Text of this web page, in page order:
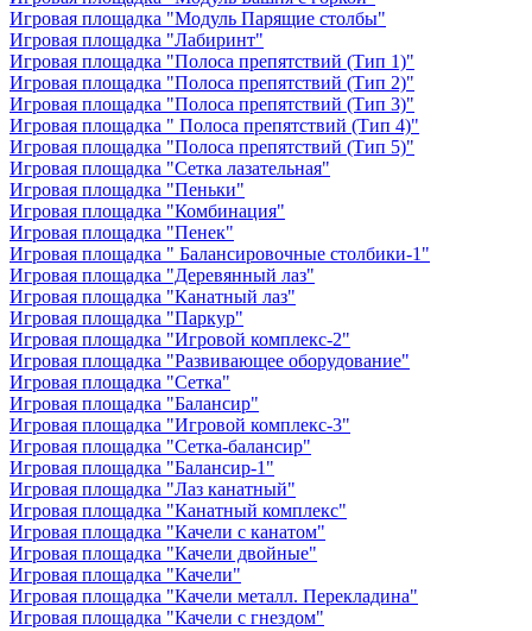
Игровая площадка "Модуль Парящие столбы"
Игровая площадка "Лабиринт"
Игровая площадка "Полоса препятствий (Тип 1)"
Игровая площадка "Полоса препятствий (Тип 2)"
Игровая площадка "Полоса препятствий (Тип 3)"
Игровая площадка " Полоса препятствий (Тип 4)"
Игровая площадка "Полоса препятствий (Тип 5)"
Игровая площадка "Сетка лазательная"
Игровая площадка "Пеньки"
Игровая площадка "Комбинация"
Игровая площадка "Пенек"
Игровая площадка " Балансировочные столбики-1"
Игровая площадка "Деревянный лаз"
Игровая площадка "Канатный лаз"
Игровая площадка "Паркур"
Игровая площадка "Игровой комплекс-2"
Игровая площадка "Развивающее оборудование"
Игровая площадка "Сетка"
Игровая площадка "Балансир"
Игровая площадка "Игровой комплекс-3"
Игровая площадка "Сетка-балансир"
Игровая площадка "Балансир-1"
Игровая площадка "Лаз канатный"
Игровая площадка "Канатный комплекс"
Игровая площадка "Качели с канатом"
Игровая площадка "Качели двойные"
Игровая площадка "Качели"
Игровая площадка "Качели металл. Перекладина"
Игровая площадка "Качели с гнездом"